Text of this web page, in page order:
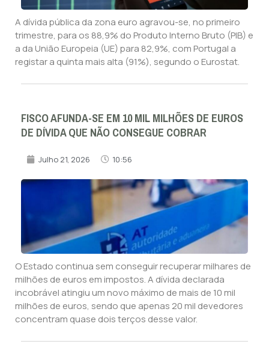
A dívida pública da zona euro agravou-se, no primeiro
trimestre, para os 88,9% do Produto Interno Bruto (PIB) e
a da União Europeia (UE) para 82,9%, com Portugal a
registar a quinta mais alta (91%), segundo o Eurostat.
FISCO AFUNDA-SE EM 10 MIL MILHÕES DE EUROS
DE DÍVIDA QUE NÃO CONSEGUE COBRAR
Julho 21, 2026 10:56
O Estado continua sem conseguir recuperar milhares de
milhões de euros em impostos. A dívida declarada
incobrável atingiu um novo máximo de mais de 10 mil
milhões de euros, sendo que apenas 20 mil devedores
concentram quase dois terços desse valor.